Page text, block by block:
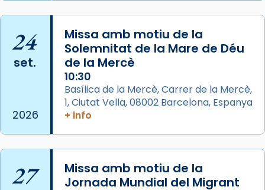
📸 Dr. G. Simón
Photo
View on Facebook · Share
Arquebisbat de Barcelona
2 weeks ago
Memòria de les santes Juliana i
Semproniana, verges i màrtirs.
partir de l’Edat Mitjana sorgeix la tradició
que les santes Juliana (“relatiu a Júlia”) i
24
set.
2026
Missa amb motiu de la
Solemnitat de la Mare de Déu
de la Mercè
10:30
Basílica de la Mercè, Carrer de la Mercè,
1, Ciutat Vella, 08002 Barcelona, Espanya
+ info
27
Missa amb motiu de la
Jornada Mundial del Migrant